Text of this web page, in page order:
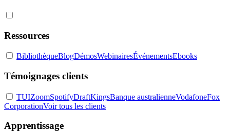
Ressources
BibliothèqueBlogDémosWebinairesÉvénementsEbooks
Témoignages clients
TUIZoomSpotifyDraftKingsBanque australienneVodafoneFox
CorporationVoir tous les clients
Apprentissage